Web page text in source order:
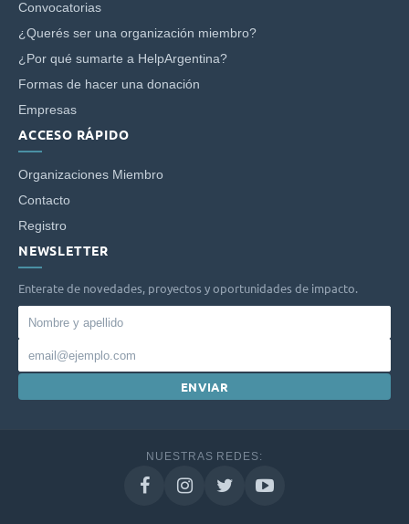
Convocatorias
¿Querés ser una organización miembro?
¿Por qué sumarte a HelpArgentina?
Formas de hacer una donación
Empresas
ACCESO RÁPIDO
Organizaciones Miembro
Contacto
Registro
NEWSLETTER
Enterate de novedades, proyectos y oportunidades de impacto.
Nombre
y
apellido
ENVIAR
NUESTRAS REDES: